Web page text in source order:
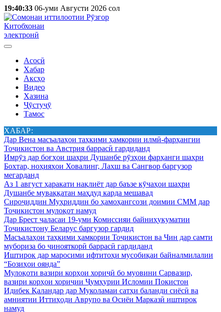
19:40:33 06-уми Августи 2026 сол
Китобхонаи
электронӣ
Асосӣ
Хабар
Аксҳо
Видео
Хазина
Ҷӯстуҷӯ
Тамос
ХАБАР:
Дар Вена масъалаҳои таҳкими ҳамкории илмӣ-фарҳангии
Тоҷикистон ва Австрия баррасӣ гардиданд
Имрӯз дар боғҳои шаҳри Душанбе рӯзҳои фарҳанги шаҳри
Бохтар, ноҳияҳои Ховалинг, Лахш ва Сангвор баргузор
мегарданд
Аз 1 август ҳаракати нақлиёт дар баъзе кӯчаҳои шаҳри
Душанбе муваққатан маҳдуд карда мешавад
Сироҷиддин Муҳриддин бо ҳамоҳангсози доимии СММ дар
Тоҷикистон мулоқот намуд
Дар Брест ҷаласаи 19-уми Комиссияи байниҳукуматии
Тоҷикистону Беларус баргузор гардид
Масъалаҳои таҳкими ҳамкории Тоҷикистон ва Чин дар самти
мубориза бо ҷинояткорӣ баррасӣ гардиданд
Иштирок дар маросими ифтитоҳи мусобиқаи байналмилалии
“Бозиҳои оянда”
Мулоқоти вазири корҳои хориҷӣ бо муовини Сарвазир,
вазири корҳои хориҷии Ҷумҳурии Исломии Покистон
Идибек Қаландар дар Муколамаи сатҳи баланди сиёсӣ ва
амниятии Иттиҳоди Аврупо ва Осиёи Марказӣ иштирок
намуд